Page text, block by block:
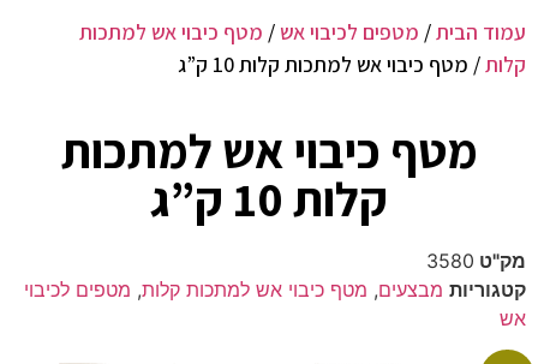
עמוד הבית/ מטפים לכיבוי אש / מטף כיבוי אש למתכות
קלות/ מטף כיבוי אש למתכות קלות 10 ק”ג
מטף כיבוי אש למתכות
קלות 10 ק”ג
מק"ט 3580
קטגוריות מבצעים, מטף כיבוי אש למתכות קלות, מטפים לכיבוי
אש